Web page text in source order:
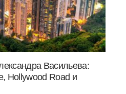
Васильева:
Hollywood Road и